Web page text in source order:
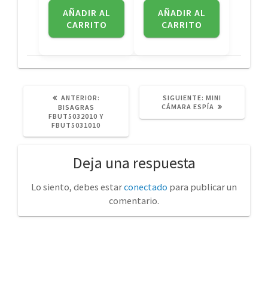
AÑADIR AL
CARRITO
AÑADIR AL
CARRITO
ANTERIOR:
BISAGRAS
FBUT5032010 Y
FBUT5031010
SIGUIENTE: SIGUIENTE
POST:
MINI
CÁMARA ESPÍA
Deja una respuesta
Lo siento, debes estarconectado para publicar un
comentario.